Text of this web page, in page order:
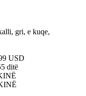
gri, e kuqe,
USD
ditë